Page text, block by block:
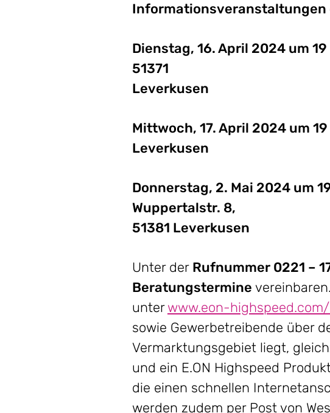
Informationsveranstaltungen
Dienstag, 16. April 2024 um
51371
Leverkusen
Mittwoch, 17. April 2024 um
Leverkusen
Donnerstag, 2. Mai 2024 um
Wuppertalstr. 8,
51381 Leverkusen
Unter der Rufnummer 0221 –
Beratungstermine
unterwww.eon-
sowie Gewerbetreibende über
Vermarktungsgebiet liegt,
und ein E.ON Highspeed
die einen schnellen
werden zudem per Post von